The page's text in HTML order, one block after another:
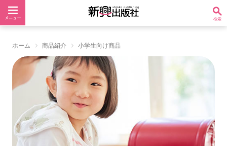
ホーム 商品紹介 小学生向け商品